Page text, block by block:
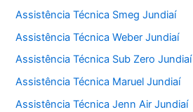
Assistência Técnica Smeg Jundiaí
Assistência Técnica Weber Jundiaí
Assistência Técnica Sub Zero Jundiaí
Assistência Técnica Maruel Jundiaí
Assistência Técnica Jenn Air Jundiaí